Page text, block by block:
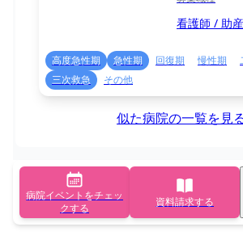
看護師 / 助
高度急性期 急性期 回復期 慢性期
三次救急
その他
似た病院の一覧を見
病院イベントをチェッ
クする
資料請求する